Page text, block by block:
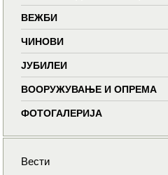
ВЕЖБИ
ЧИНОВИ
ЈУБИЛЕИ
ВООРУЖУВАЊЕ И ОПРЕМА
ФОТОГАЛЕРИЈА
Вести